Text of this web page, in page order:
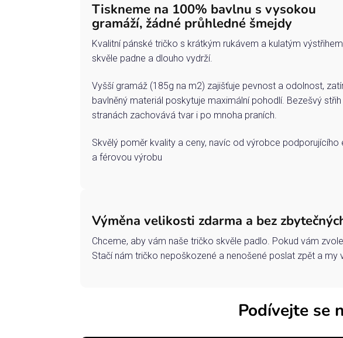
Tiskneme na 100% bavlnu s vysokou
gramáží, žádné průhledné šmejdy
Kvalitní pánské tričko s krátkým rukávem a kulatým
skvěle padne a dlouho vydrží.
Vyšší gramáž (185g na m2) zajišťuje pevnost a odolnost,
bavlněný materiál poskytuje maximální pohodlí. Bezešvý
stranách zachovává tvar i po mnoha praních.
Skvělý poměr kvality a ceny, navíc od výrobce podporujícího
a férovou výrobu
Výměna velikosti zdarma a bez
Chceme, aby vám naše tričko skvěle padlo. Pokud vám
Stačí nám tričko nepoškozené a nenošené poslat zpět a
Podívejte se